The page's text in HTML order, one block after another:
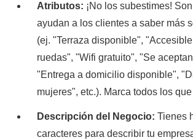
Atributos: ¡No los subestimes!
ayudan a los clientes a saber más
(ej. "Terraza disponible",
ruedas", "Wifi gratuito", "Se
"Entrega a domicilio disponible",
mujeres", etc.). Marca todos los
Descripción del Negocio: Tienes
caracteres para describir tu